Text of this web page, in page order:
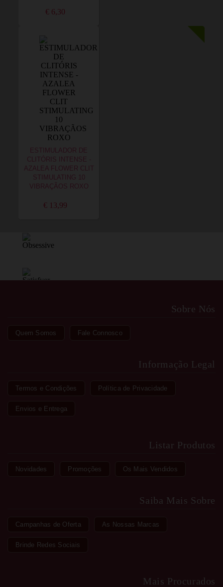
€ 6,30
ESTIMULADOR DE
CLITÓRIS INTENSE -
AZALEA FLOWER CLIT
STIMULATING 10
VIBRAÇÃOS ROXO
€ 13,99
Sobre Nós
Quem Somos Fale Connosco
Informação Legal
Termos e Condições Política de Privacidade
Envios e Entrega
Listar Produtos
Novidades Promoções Os Mais Vendidos
Saiba Mais Sobre
Campanhas de Oferta As Nossas Marcas
Brinde Redes Sociais
Mais Procurados